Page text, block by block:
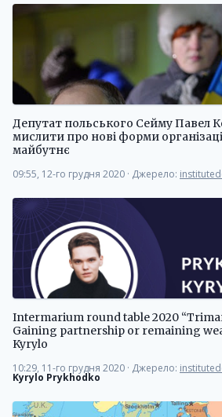
Депутат польського Сейму Павел
мислити про нові форми
майбутнє
09:55, 12-го грудня 2020 · Джерело:
Intermarium round table 2020
Gaining partnership or remaining
Kyrylo
10:29, 11-го грудня 2020 · Джерело:
Kyrylo Prykhodko